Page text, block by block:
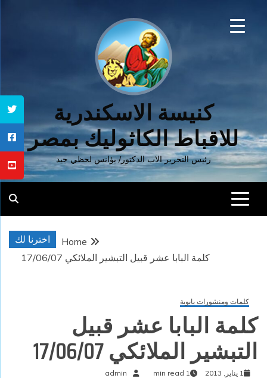
كنيسة الاسكندرية
للاقباط الكاثوليك بمصر
رئيس التحرير الاب الدكتور/ يؤانس لحظي جيد
اخترنا لك
Home
كلمة البابا عشر قبيل التبشير الملائكي 17/06/07
كلمات ومنشورات بابوية
كلمة البابا عشر قبيل
التبشير الملائكي 17/06/07
1 يناير, 2013 1 min read
admin